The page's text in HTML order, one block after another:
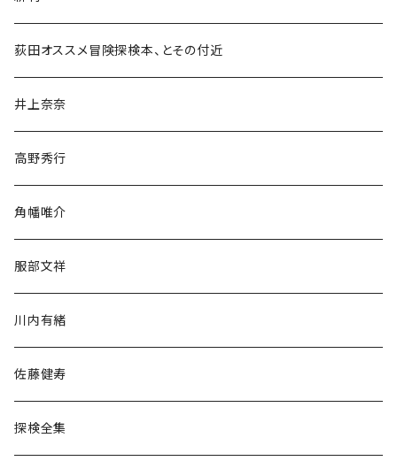
和書
文学・小説・物語
随筆・ノンフィクション・その他
民族・風習
言語・ことば
荻田オススメ冒険探検本、とその付近
井上奈奈
高野秀行
角幡唯介
服部文祥
川内有緒
佐藤健寿
探検全集